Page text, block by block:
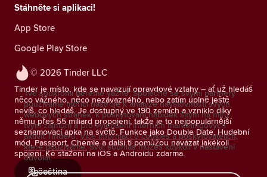
© 2026 Tinder LLC
Tinder je místo, kde se navazují opravdové vztahy – ať už hledáš
něco vážného, něco nezávazného, nebo zatím úplně ještě
nevíš, co hledáš. Je dostupný ve 190 zemích a vzniklo díky
němu přes 55 miliard propojení, takže je to nejpopulárnější
seznamovací apka na světě. Funkce jako Double Date, Hudební
mód, Passport, Chemie a další ti pomůžou navázat jakékoli
spojení. Ke stažení na iOS a Androidu zdarma.
čeština
Stáhněte si aplikaci!
App Store
Google Play Store
Tvé soukromí bereme vážně. Společně se svými partnery
používáme měřicí nástroje k analýze návštěvnosti svých
webových stránek, k poskytování nabídek šitým na míru
tvým zájmům a pro vylepšení interních marketingových
aktivit Tinderu. Více informací o cookies a poskytovatelích,
které používáme. Svůj souhlas můžeš kdykoli v nastavení
odvolat.